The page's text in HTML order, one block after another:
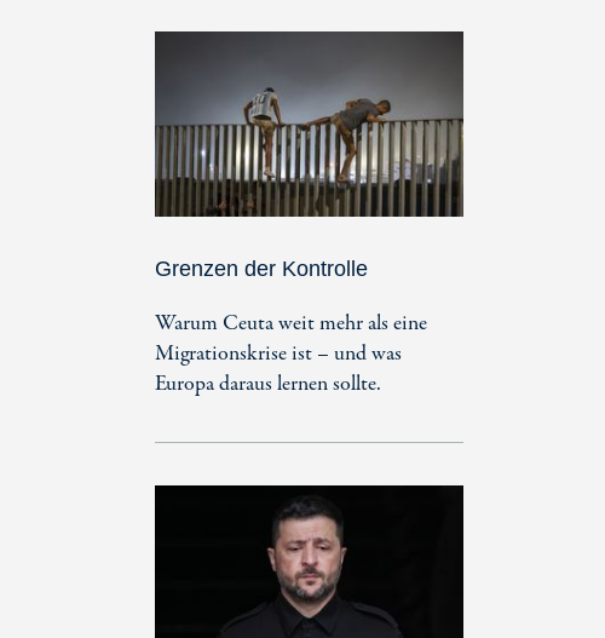
Grenzen der Kontrolle
Warum Ceuta weit mehr als eine
Migrationskrise ist – und was
Europa daraus lernen sollte.